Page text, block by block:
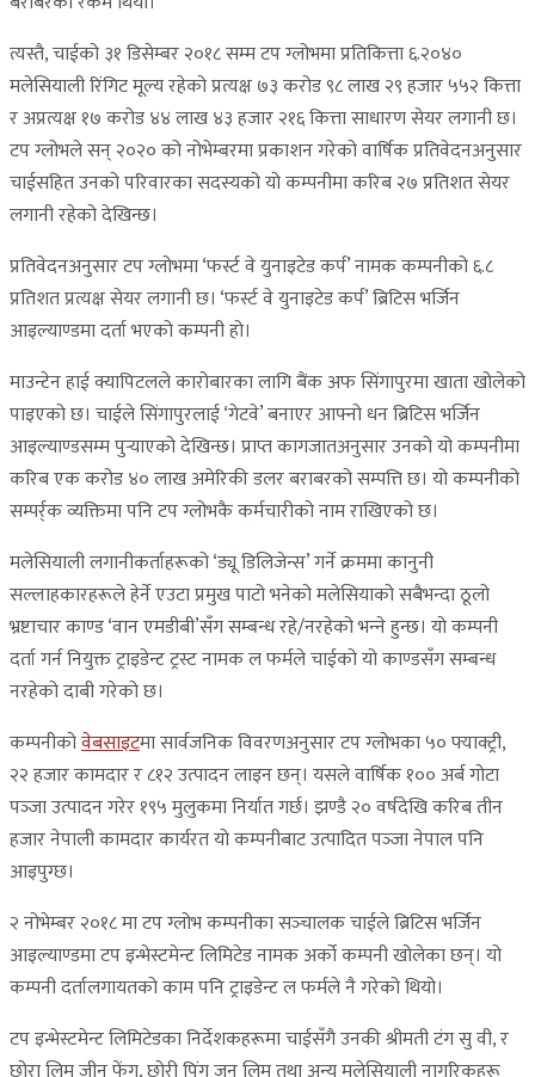
त्यस्तै, चाईको ३१ डिसेम्बर २०१८ सम्म टप ग्लोभमा प्रतिकित्ता ६.२०४०
मलेसियाली रिंगिट मूल्य रहेको प्रत्यक्ष ७३ करोड ९८ लाख २९ हजार ५५२ कित्ता
र अप्रत्यक्ष १७ करोड ४४ लाख ४३ हजार २१६ कित्ता साधारण सेयर लगानी छ।
टप ग्लोभले सन् २०२० को नोभेम्बरमा प्रकाशन गरेको वार्षिक प्रतिवेदनअनुसार
चाईसहित उनको परिवारका सदस्यको यो कम्पनीमा करिब २७ प्रतिशत सेयर
लगानी रहेको देखिन्छ।
प्रतिवेदनअनुसार टप ग्लोभमा ‘फर्स्ट वे युनाइटेड कर्प’ नामक कम्पनीको ६.८
प्रतिशत प्रत्यक्ष सेयर लगानी छ। ‘फर्स्ट वे युनाइटेड कर्प’ ब्रिटिस भर्जिन
आइल्याण्डमा दर्ता भएको कम्पनी हो।
माउन्टेन हाई क्यापिटलले कारोबारका लागि बैंक अफ सिंगापुरमा खाता खोलेको
पाइएको छ। चाईले सिंगापुरलाई ‘गेटवे’ बनाएर आफ्नो धन ब्रिटिस भर्जिन
आइल्याण्डसम्म पुर्‍याएको देखिन्छ। प्राप्त कागजातअनुसार उनको यो कम्पनीमा
करिब एक करोड ४० लाख अमेरिकी डलर बराबरको सम्पत्ति छ। यो कम्पनीको
सम्पर्र्क व्यक्तिमा पनि टप ग्लोभकै कर्मचारीको नाम राखिएको छ।
मलेसियाली लगानीकर्ताहरूको ‘ड्यू डिलिजेन्स’ गर्ने क्रममा कानुनी
सल्लाहकारहरूले हेर्ने एउटा प्रमुख पाटो भनेको मलेसियाको सबैभन्दा ठूलो
भ्रष्टाचार काण्ड ‘वान एमडीबी’सँग सम्बन्ध रहे/नरहेको भन्‍ने हुन्छ। यो कम्पनी
दर्ता गर्न नियुक्त ट्राइडेन्ट ट्रस्ट नामक ल फर्मले चाईको यो काण्डसँग सम्बन्ध
नरहेको दाबी गरेको छ।
कम्पनीकोवेबसाइटमा सार्वजनिक विवरणअनुसार टप ग्लोभका ५० फ्याक्ट्री,
२२ हजार कामदार र ८१२ उत्पादन लाइन छन्। यसले वार्षिक १०० अर्ब गोटा
पञ्‍जा उत्पादन गरेर १९५ मुलुकमा निर्यात गर्छ। झण्डै २० वर्षदेखि करिब तीन
हजार नेपाली कामदार कार्यरत यो कम्पनीबाट उत्पादित पञ्‍जा नेपाल पनि
आइपुग्छ।
२ नोभेम्बर २०१८ मा टप ग्लोभ कम्पनीका सञ्‍चालक चाईले ब्रिटिस भर्जिन
आइल्याण्डमा टप इन्भेस्टमेन्ट लिमिटेड नामक अर्को कम्पनी खोलेका छन्। यो
कम्पनी दर्तालगायतको काम पनि ट्राइडेन्ट ल फर्मले नै गरेको थियो।
टप इन्भेस्टमेन्ट लिमिटेडका निर्देशकहरूमा चाईसँगै उनकी श्रीमती टंग सु वी, र